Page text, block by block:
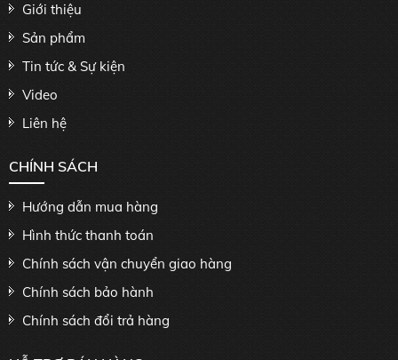
Giới thiệu
Sản phẩm
Tin tức & Sự kiện
Video
Liên hệ
CHÍNH SÁCH
Hướng dẫn mua hàng
Hình thức thanh toán
Chính sách vận chuyển giao hàng
Chính sách bảo hành
Chính sách đổi trả hàng